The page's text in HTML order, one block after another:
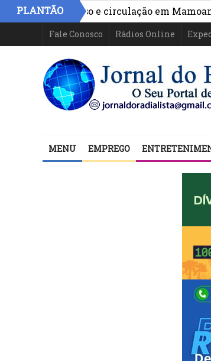
PLANTÃO
acesso e circulação em Mamoan, na
Fale Conosco Rádios Online
MENU EMPREGO